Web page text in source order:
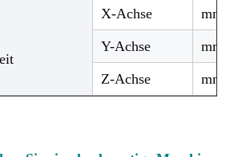
X-Achse mm
Y-Achse mm
Z-Achse mm